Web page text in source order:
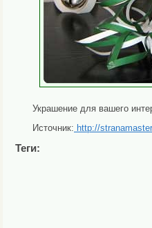
Украшение для вашего
Источник: http://
Теги: